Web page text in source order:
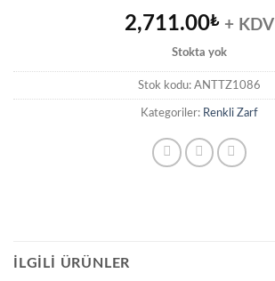
2,711.00₺ + KDV
Stokta yok
Stok kodu: ANTTZ1086
Kategoriler: Renkli Zarf
İLGILI ÜRÜNLER